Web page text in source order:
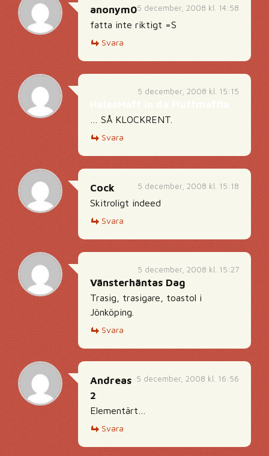
5 december, 2008 kl. 14:58
anonym0
fatta inte riktigt =S
Svara
5 december, 2008 kl. 15:15
… SÅ KLOCKRENT.
Svara
5 december, 2008 kl. 15:18
Cock
Skitroligt indeed
Svara
5 december, 2008 kl. 15:27
Vänsterhäntas Dag
Trasig, trasigare, toastol i
Jönköping.
Svara
5 december, 2008 kl. 16:56
Andreas
2
Elementärt…
Svara